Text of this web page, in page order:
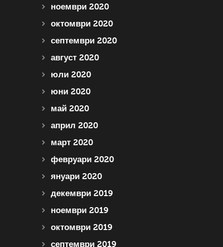
ноември 2020
октомври 2020
септември 2020
август 2020
юли 2020
юни 2020
май 2020
април 2020
март 2020
февруари 2020
януари 2020
декември 2019
ноември 2019
октомври 2019
септември 2019